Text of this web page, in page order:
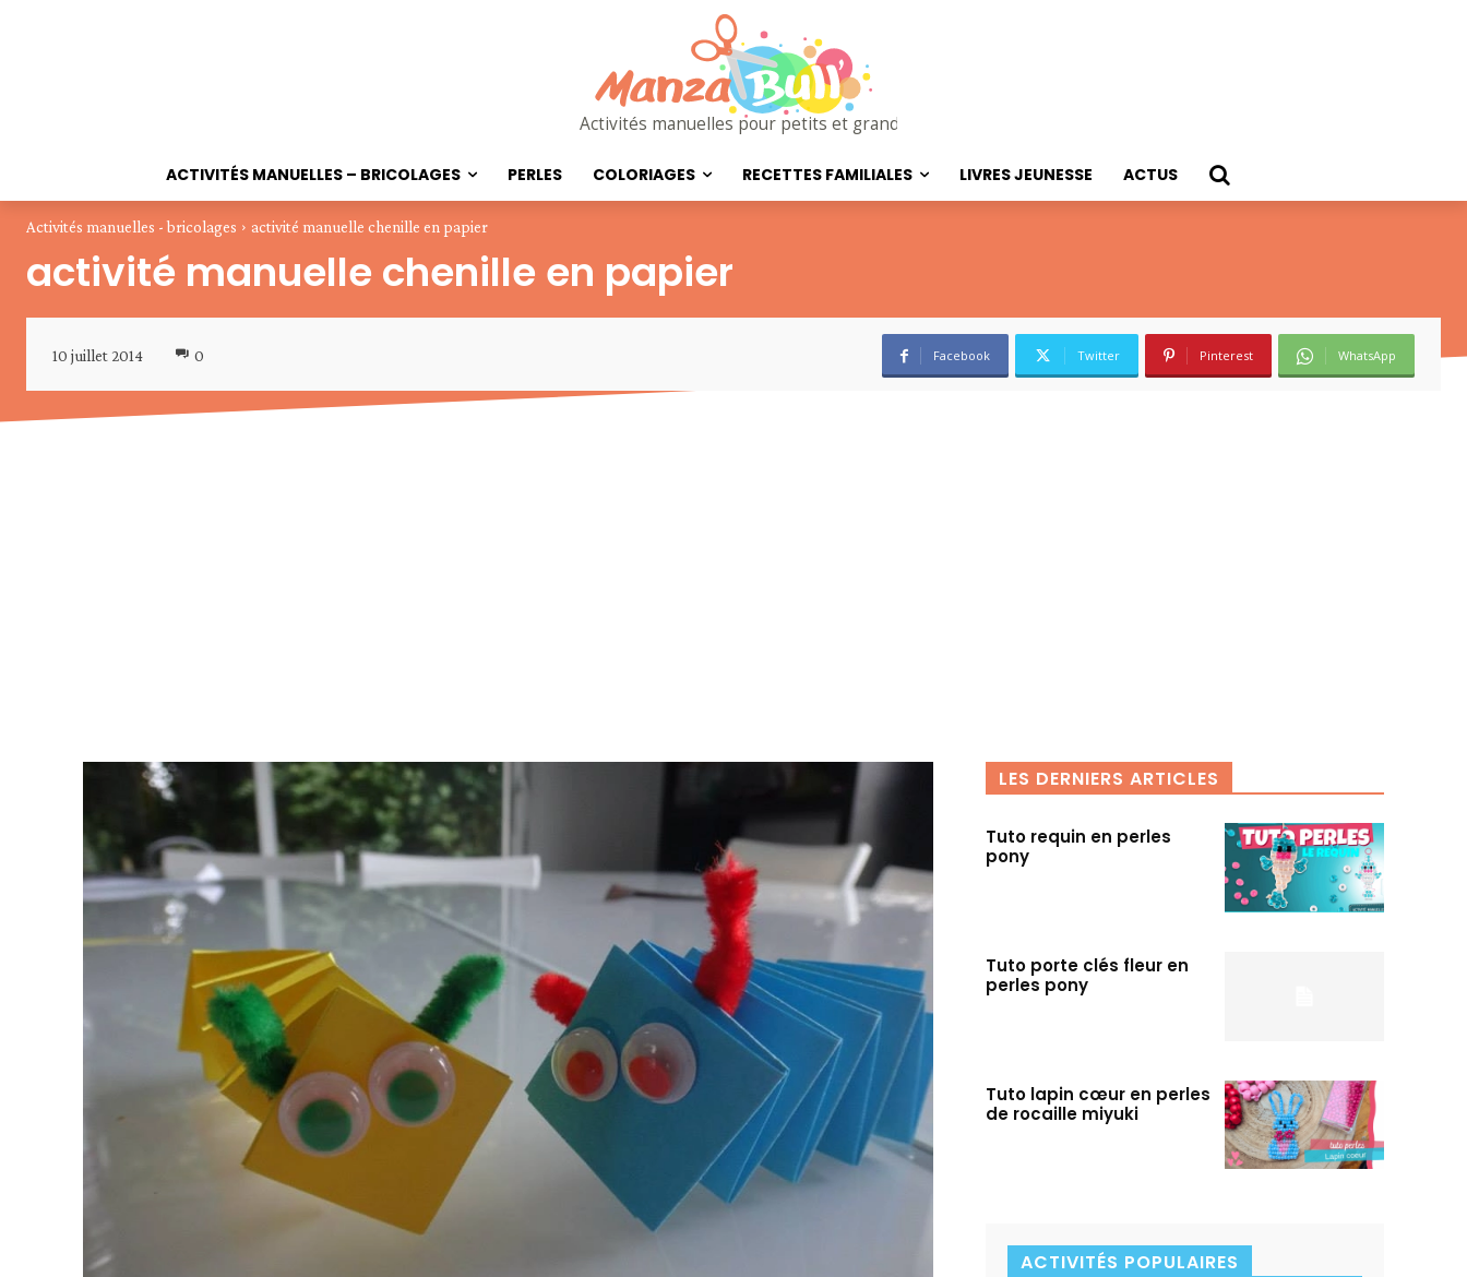
Activités manuelles pour petits et grands
ACTIVITÉS MANUELLES – BRICOLAGES PERLES COLORIAGES RECETTES FAMILIALES LIVRES JEUNESSE ACTUS
Activités manuelles - bricolages activité manuelle chenille en papier
activité manuelle chenille en papier
10 juillet 2014 0 Facebook Twitter Pinterest WhatsApp
LES DERNIERS ARTICLES
Tuto requin en perles
pony
Tuto porte clés fleur en
perles pony
Tuto lapin cœur en perles
de rocaille miyuki
ACTIVITÉS POPULAIRES